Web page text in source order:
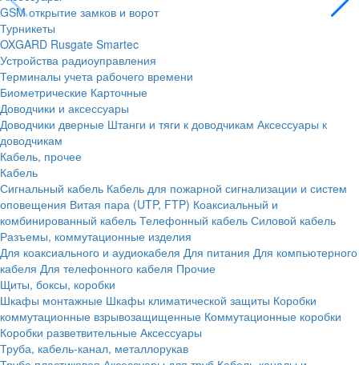
GSM открытие замков и ворот
Турникеты
OXGARD Rusgate Smartec
Устройства радиоуправления
Терминалы учета рабочего времени
Биометрические Карточные
Доводчики и аксессуары
Доводчики дверные Штанги и тяги к доводчикам Аксессуары к
доводчикам
Кабель, прочее
Кабель
Сигнальный кабель Кабель для пожарной сигнализации и систем
оповещения Витая пара (UTP, FTP) Коаксиальный и
комбинированный кабель Телефонный кабель Силовой кабель
Разъемы, коммутационные изделия
Для коаксиального и аудиокабеля Для питания Для компьютерного
кабеля Для телефонного кабеля Прочие
Щиты, боксы, коробки
Шкафы монтажные Шкафы климатической защиты Коробки
коммутационные взрывозащищенные Коммутационные коробки
Коробки разветвительные Аксессуары
Труба, кабель-канал, металлорукав